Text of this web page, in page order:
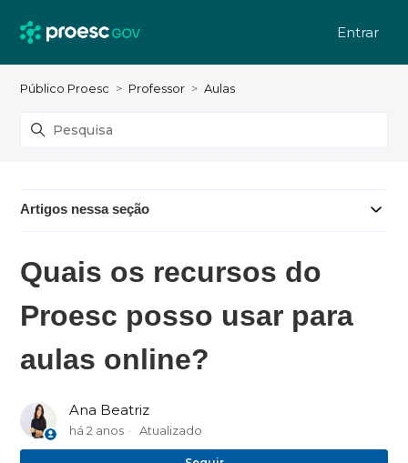
Entrar
Público Proesc Professor Aulas
Artigos nessa seção
Quais os recursos do
Proesc posso usar para
aulas online?
Ana Beatriz
há 2 anos Atualizado